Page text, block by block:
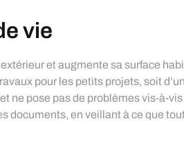
vie
et augmente sa surface
pour les petits projets, soit
ne pose pas de problèmes vis-à-
documents, en veillant à ce que